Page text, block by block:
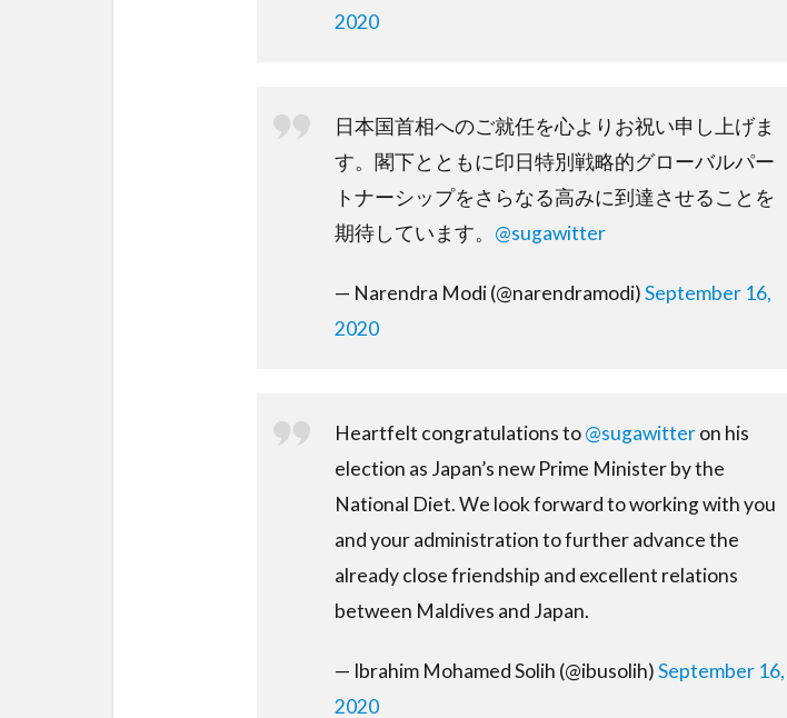
2020
日本国首相へのご就任を心よりお祝い申し上げま
す。閣下とともに印日特別戦略的グローバルパー
トナーシップをさらなる高みに到達させることを
期待しています。 @sugawitter
— Narendra Modi (@narendramodi)September 16,
2020
Heartfelt congratulations to@sugawitteron his
election as Japan’s new Prime Minister by the
National Diet. We look forward to working with you
and your administration to further advance the
already close friendship and excellent relations
between Maldives and Japan.
— Ibrahim Mohamed Solih (@ibusolih)September 16,
2020